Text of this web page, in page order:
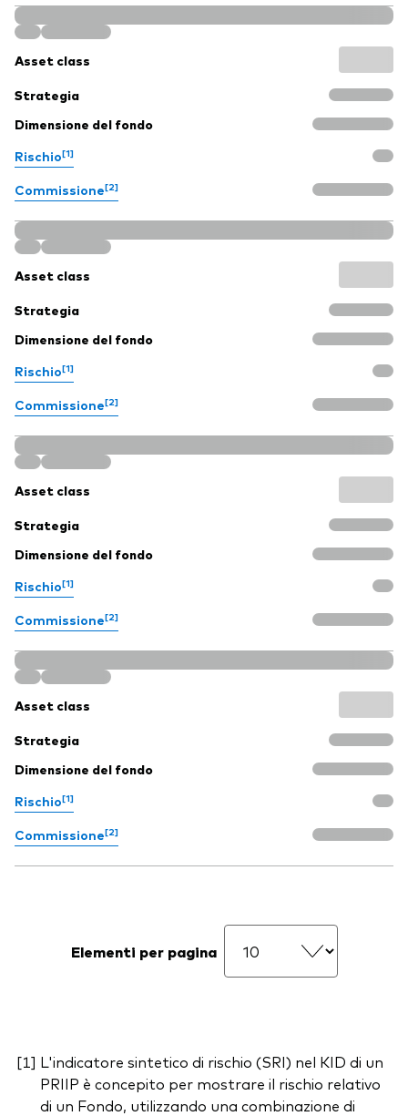
Asset class
Strategia
Dimensione del fondo
Rischio[1]
Commissione[2]
Asset class
Strategia
Dimensione del fondo
Rischio[1]
Commissione[2]
Asset class
Strategia
Dimensione del fondo
Rischio[1]
Commissione[2]
Asset class
Strategia
Dimensione del fondo
Rischio[1]
Commissione[2]
Elementi per pagina
L'indicatore sintetico di rischio (SRI) nel KID di un
PRIIP è concepito per mostrare il rischio relativo
di un Fondo, utilizzando una combinazione di